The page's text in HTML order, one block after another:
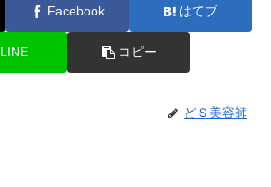
Facebook はてブ
LINE コピー
どＳ美容師